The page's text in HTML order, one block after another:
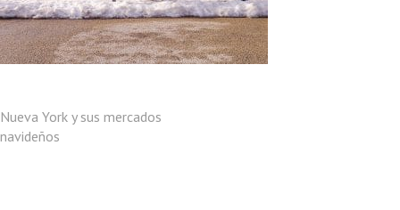
Navegación
de
Nueva York y sus mercados
navideños